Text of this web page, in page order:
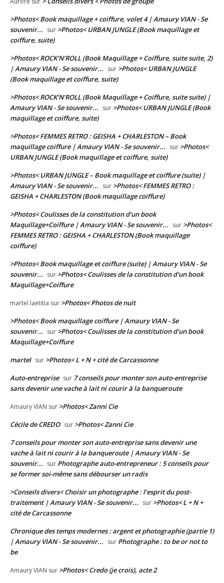
>Photos< Book maquillage + coiffure, volet 4 | Amaury VIAN - Se
souvenir... sur >Photos< URBAN JUNGLE (Book maquillage et
coiffure, suite)
>Photos< ROCK’N’ROLL (Book Maquillage + Coiffure, suite suite, 2)
| Amaury VIAN - Se souvenir... sur >Photos< URBAN JUNGLE
(Book maquillage et coiffure, suite)
>Photos< ROCK’N’ROLL (Book Maquillage + Coiffure, suite suite) |
Amaury VIAN - Se souvenir... sur >Photos< URBAN JUNGLE (Book
maquillage et coiffure, suite)
>Photos< FEMMES RETRO : GEISHA + CHARLESTON – Book
maquillage coiffure | Amaury VIAN - Se souvenir... sur >Photos<
URBAN JUNGLE (Book maquillage et coiffure, suite)
>Photos< URBAN JUNGLE – Book maquillage et coiffure (suite) |
Amaury VIAN - Se souvenir... sur >Photos< FEMMES RETRO :
GEISHA + CHARLESTON (Book maquillage coiffure)
>Photos< Coulisses de la constitution d’un book
Maquillage+Coiffure | Amaury VIAN - Se souvenir... sur >Photos<
FEMMES RETRO : GEISHA + CHARLESTON (Book maquillage
coiffure)
>Photos< Book maquillage et coiffure (suite) | Amaury VIAN - Se
souvenir... sur >Photos< Coulisses de la constitution d'un book
Maquillage+Coiffure
martel laetitia sur >Photos< Photos de nuit
>Photos< Book maquillage coiffure | Amaury VIAN - Se
souvenir... sur >Photos< Coulisses de la constitution d'un book
Maquillage+Coiffure
martel sur >Photos< L + N + cité de Carcassonne
Auto-entreprise sur 7 conseils pour monter son auto-entreprise
sans devenir une vache à lait ni courir à la banqueroute
Amaury VIAN sur >Photos< Zanni Cie
Cécile de CREDO sur >Photos< Zanni Cie
7 conseils pour monter son auto-entreprise sans devenir une
vache à lait ni courir à la banqueroute | Amaury VIAN - Se
souvenir... sur Photographe auto-entrepreneur : 5 conseils pour
se former soi-même sans débourser un radis
>Conseils divers< Choisir un photographe : l’esprit du post-
traitement | Amaury VIAN - Se souvenir... sur >Photos< L + N +
cité de Carcassonne
Chronique des temps modernes : argent et photographie (partie 1)
| Amaury VIAN - Se souvenir... sur Photographe : to be or not to
be
Amaury VIAN sur >Photos< Credo (je crois), acte 2